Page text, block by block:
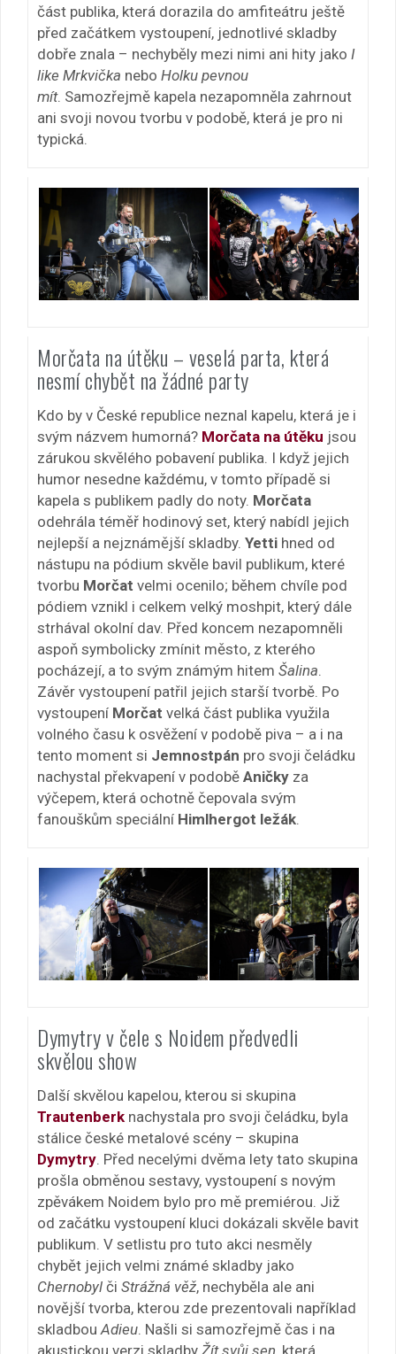
část publika, která dorazila do amfiteátru ještě
před začátkem vystoupení, jednotlivé skladby
dobře znala – nechyběly mezi nimi ani hity jako I
like Mrkvička nebo Holku pevnou
mít. Samozřejmě kapela nezapomněla zahrnout
ani svoji novou tvorbu v podobě, která je pro ni
typická.
Morčata na útěku – veselá parta, která
nesmí chybět na žádné party
Kdo by v České republice neznal kapelu, která je i
svým názvem humorná? Morčata na útěku jsou
zárukou skvělého pobavení publika. I když jejich
humor nesedne každému, v tomto případě si
kapela s publikem padly do noty. Morčata
odehrála téměř hodinový set, který nabídl jejich
nejlepší a nejznámější skladby. Yetti hned od
nástupu na pódium skvěle bavil publikum, které
tvorbu Morčat velmi ocenilo; během chvíle pod
pódiem vznikl i celkem velký moshpit, který dále
strhával okolní dav. Před koncem nezapomněli
aspoň symbolicky zmínit město, z kterého
pocházejí, a to svým známým hitem Šalina
Závěr vystoupení patřil jejich starší tvorbě. Po
vystoupení Morčat velká část publika využila
volného času k osvěžení v podobě piva – a i na
tento moment si Jemnostpán pro svoji čeládku
nachystal překvapení v podobě Aničky za
výčepem, která ochotně čepovala svým
fanouškům speciální Himlhergot ležák
Dymytry v čele s Noidem předvedli
skvělou show
Další skvělou kapelou, kterou si skupina
Trautenberk nachystala pro svoji čeládku, byla
stálice české metalové scény – skupina
Dymytry . Před necelými dvěma lety tato skupina
prošla obměnou sestavy, vystoupení s novým
zpěvákem Noidem bylo pro mě premiérou. Již
od začátku vystoupení kluci dokázali skvěle bavit
publikum. V setlistu pro tuto akci nesměly
chybět jejich velmi známé skladby jako
Chernobyl či Strážná věž, nechyběla ale ani
novější tvorba, kterou zde prezentovali například
skladbou Adieu . Našli si samozřejmě čas i na
akustickou verzi skladby Žít svůj sen , která